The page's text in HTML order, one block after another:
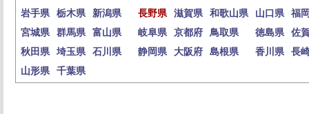
岩手県
栃木県 新潟県 長野県 滋賀県 和歌山県 山口県
福
宮城県
群馬県 富山県 岐阜県 京都府 鳥取県 徳島県
佐
秋田県
埼玉県 石川県 静岡県 大阪府 島根県 香川県
長
山形県
千葉県